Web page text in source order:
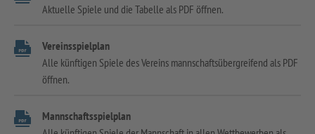
Aktuelle Spiele und die Tabelle als PDF öffnen.
Vereinsspielplan
Alle künftigen Spiele des Vereins mannschaftsübergreifend als PDF
öffnen.
Mannschaftsspielplan